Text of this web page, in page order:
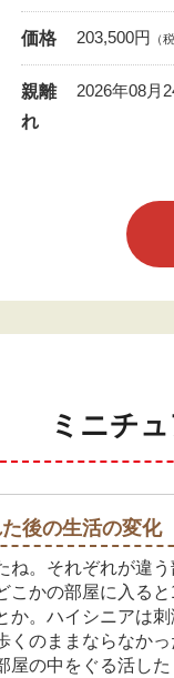
価格 203,500円 （
親離
れ
2026年08月
ミニチ
後の生活の変化
ね。それぞれが違
こかの部屋に入る
か。ハイシニアは
くのままならなか
屋の中をぐる活し